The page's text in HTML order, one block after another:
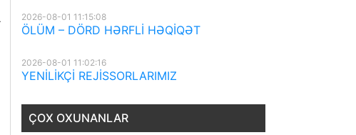
2026-08-01 11:15:08
ÖLÜM – DÖRD HƏRFLİ HƏQİQƏT
2026-08-01 11:02:16
YENİLİKÇİ REJİSSORLARIMIZ
ÇOX OXUNANLAR